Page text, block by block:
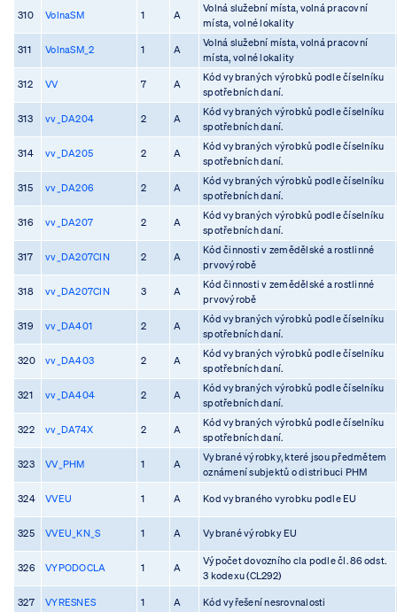
310 VolnaSM 1 A
Volná služební místa, volná pracovní
místa, volné lokality
311 VolnaSM_2 1 A
Volná služební místa, volná pracovní
místa, volné lokality
312 VV 7 A
Kód vybraných výrobků podle číselníku
spotřebních daní.
313 vv_DA204 2 A
Kód vybraných výrobků podle číselníku
spotřebních daní.
314 vv_DA205 2 A
Kód vybraných výrobků podle číselníku
spotřebních daní.
315 vv_DA206 2 A
Kód vybraných výrobků podle číselníku
spotřebních daní.
316 vv_DA207 2 A
Kód vybraných výrobků podle číselníku
spotřebních daní.
317 vv_DA207CIN 2 A
Kód činnosti v zemědělské a rostlinné
prvovýrobě
318 vv_DA207CIN 3 A
Kód činnosti v zemědělské a rostlinné
prvovýrobě
319 vv_DA401 2 A
Kód vybraných výrobků podle číselníku
spotřebních daní.
320 vv_DA403 2 A
Kód vybraných výrobků podle číselníku
spotřebních daní.
321 vv_DA404 2 A
Kód vybraných výrobků podle číselníku
spotřebních daní.
322 vv_DA74X 2 A
Kód vybraných výrobků podle číselníku
spotřebních daní.
323 VV_PHM 1 A
Vybrané výrobky, které jsou předmětem
oznámení subjektů o distribuci PHM
324 VVEU 1 A Kod vybraného vyrobku podle EU
325 VVEU_KN_S 1 A Vybrané výrobky EU
326 VYPODOCLA 1 A
Výpočet dovozního cla podle čl. 86 odst.
3 kodexu (CL292)
327 VYRESNES 1 A Kód vyřešení nesrovnalosti